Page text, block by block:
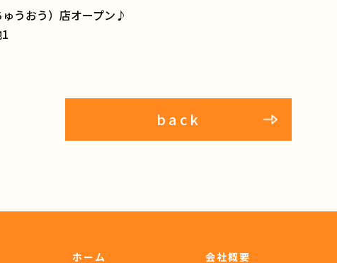
うおう）店オープン♪
back
ホーム 会社概要